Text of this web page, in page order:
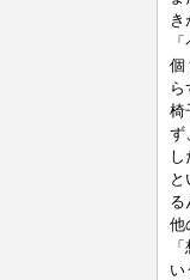
個
ら
椅
ず
し
る
他
い